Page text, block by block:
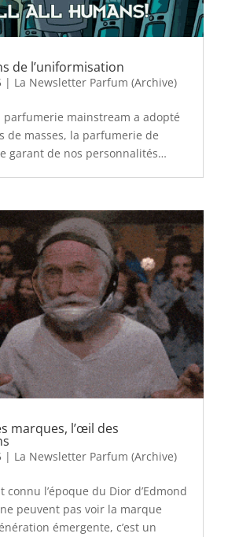
de l’uniformisation
| La Newsletter Parfum (Archive)
parfumerie mainstream a adopté
de masses, la parfumerie de
garant de nos personnalités…
marques, l’œil des
| La Newsletter Parfum (Archive)
connu l’époque du Dior d’Edmond
peuvent pas voir la marque
émergente, c’est un